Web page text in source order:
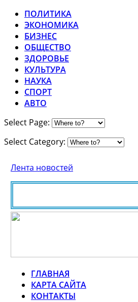
ПОЛИТИКА
ЭКОНОМИКА
БИЗНЕС
ОБЩЕСТВО
ЗДОРОВЬЕ
КУЛЬТУРА
НАУКА
СПОРТ
АВТО
Select Page:
Select Category:
Лента новостей
ГЛАВНАЯ
КАРТА САЙТА
КОНТАКТЫ